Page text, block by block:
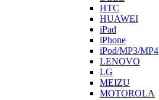
HTC
HUAWEI
iPad
iPhone
iPod/MP3/MP4
LENOVO
LG
MEIZU
MOTOROLA